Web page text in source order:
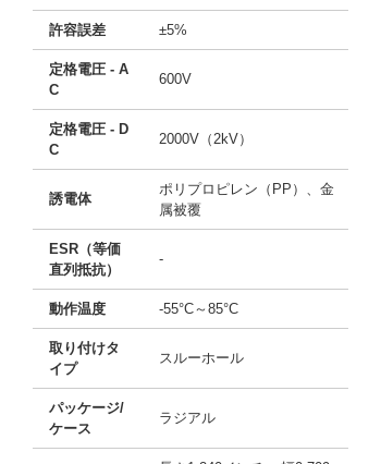
許容誤差 ±5%
定格電圧 - A
C
600V
定格電圧 - D
C
2000V（2kV）
誘電体
ポリプロピレン（PP）、金
属被覆
ESR（等価
直列抵抗）
-
動作温度 -55°C～85°C
取り付けタ
イプ
スルーホール
パッケージ/
ケース
ラジアル